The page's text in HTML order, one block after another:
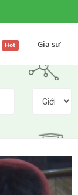
Hot Gia sư